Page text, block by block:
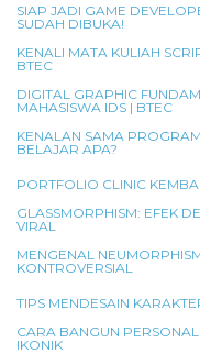
SIAP JADI GAME
SUDAH DIBUKA!
KENALI MATA KULIAH
BTEC
DIGITAL GRAPHIC
MAHASISWA IDS | BTEC
KENALAN SAMA
BELAJAR APA?
PORTFOLIO CLINIC
GLASSMORPHISM: EFEK
VIRAL
MENGENAL
KONTROVERSIAL
TIPS MENDESAIN
CARA BANGUN
IKONIK